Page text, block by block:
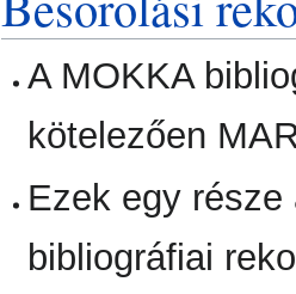
A MOKKA
kötelezően
Ezek egy
bibliográfiai